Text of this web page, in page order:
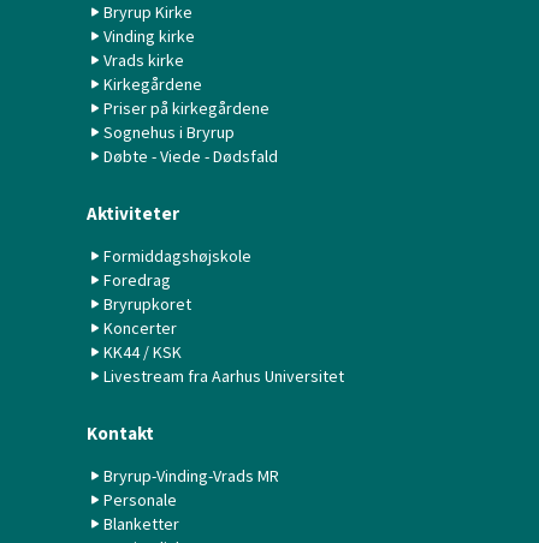
Bryrup Kirke
Vinding kirke
Vrads kirke
Kirkegårdene
Priser på kirkegårdene
Sognehus i Bryrup
Døbte - Viede - Dødsfald
Aktiviteter
Formiddagshøjskole
Foredrag
Bryrupkoret
Koncerter
KK44 / KSK
Livestream fra Aarhus Universitet
Kontakt
Bryrup-Vinding-Vrads MR
Personale
Blanketter